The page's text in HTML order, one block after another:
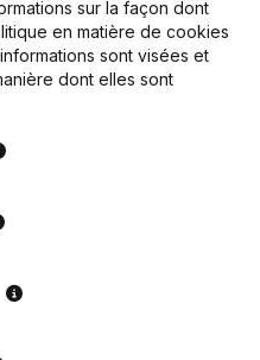
Constitution (Nouvelle
sur la façon dont
en matière de cookies
sont visées et
dont elles sont